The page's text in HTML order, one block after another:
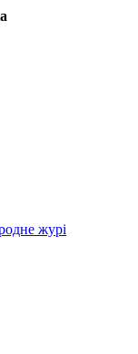
журі